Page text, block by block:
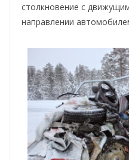
столкновение с
направлении